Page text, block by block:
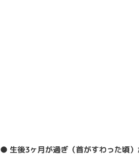
● 生後3ヶ月が過ぎ（首がすわった頃）